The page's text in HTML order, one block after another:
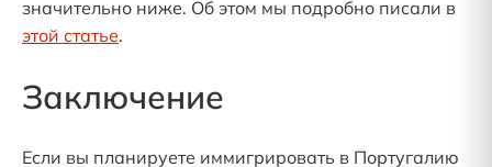
значительно ниже. Об этом мы подробно писали в
этой статье.
Заключение
Если вы планируете иммигрировать в Португалию